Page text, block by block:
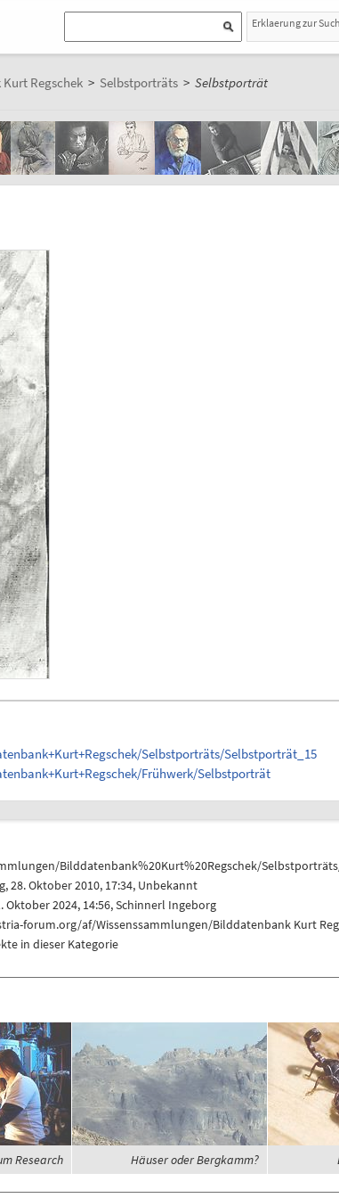
Erklaerung zur
Regschek > Selbstporträts > Selbstporträt
Selbstporträts/Selbstporträt_15
Frühwerk/Selbstporträt
Bilddatenbank%20Kurt%20Regschek/
28. Oktober 2010, 17:34, Unbekannt
Oktober 2024, 14:56,Schinnerl Ingeborg
forum.org/af/Wissenssammlungen/Bilddatenbank Kurt
in dieser Kategorie
Research Häuser oder Bergkamm?